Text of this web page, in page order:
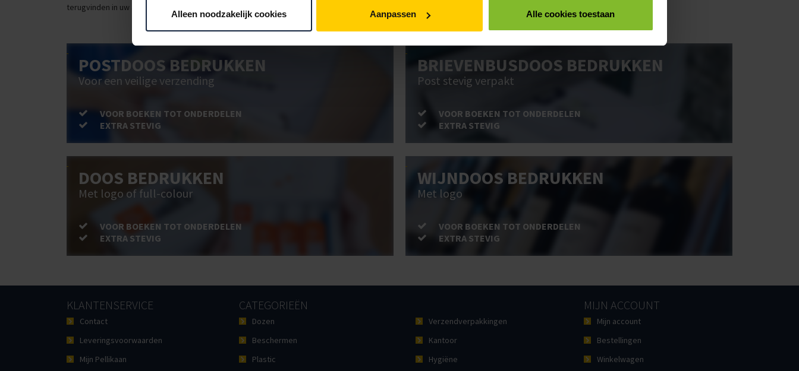
Alleen noodzakelijk cookies Aanpassen Alle cookies toestaan
terugvinden in uw account. Dat pakt altijd goed uit voor uw administratie!
POSTDOOS BEDRUKKEN
Voor een veilige verzending
VOOR BOEKEN TOT ONDERDELEN
EXTRA STEVIG
BRIEVENBUSDOOS BEDRUKKEN
Post stevig verpakt
VOOR BOEKEN TOT ONDERDELEN
EXTRA STEVIG
DOOS BEDRUKKEN
Met logo of full-colour
VOOR BOEKEN TOT ONDERDELEN
EXTRA STEVIG
WIJNDOOS BEDRUKKEN
Met logo
VOOR BOEKEN TOT ONDERDELEN
EXTRA STEVIG
KLANTENSERVICE
Contact
Leveringsvoorwaarden
Mijn Pellikaan
CATEGORIEËN
Dozen
Beschermen
Plastic
Verzendverpakkingen
Kantoor
Hygiëne
MIJN ACCOUNT
Mijn account
Bestellingen
Winkelwagen